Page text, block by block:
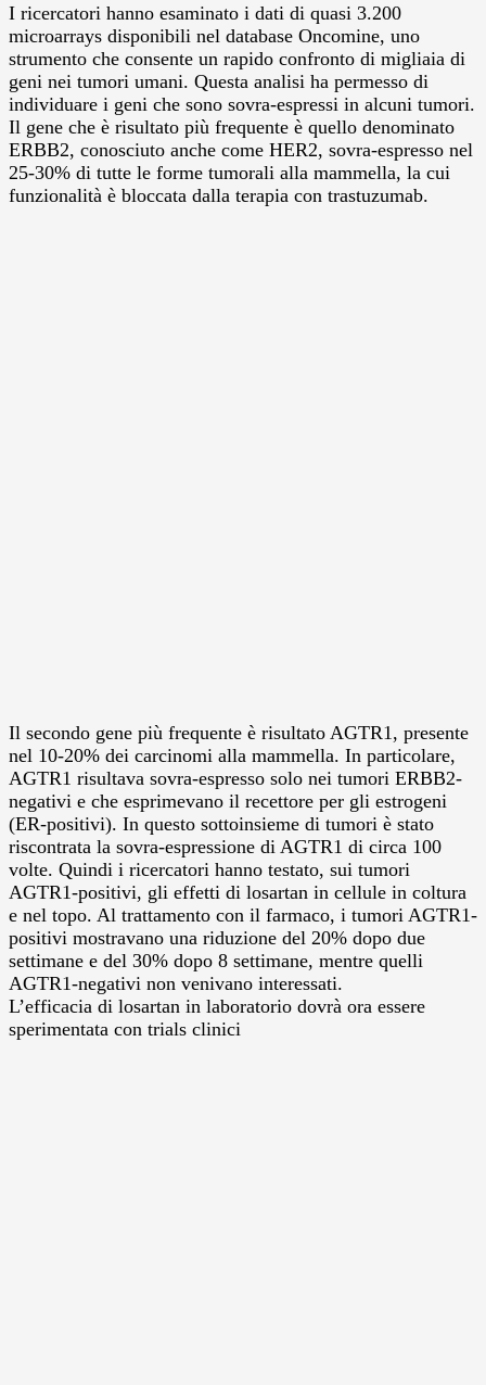
I ricercatori hanno esaminato i dati di quasi 3.200
microarrays disponibili nel database Oncomine, uno
strumento che consente un rapido confronto di migliaia di
geni nei tumori umani. Questa analisi ha permesso di
individuare i geni che sono sovra-espressi in alcuni tumori.
Il gene che è risultato più frequente è quello denominato
ERBB2, conosciuto anche come HER2, sovra-espresso nel
25-30% di tutte le forme tumorali alla mammella, la cui
funzionalità è bloccata dalla terapia con trastuzumab.
Il secondo gene più frequente è risultato AGTR1, presente
nel 10-20% dei carcinomi alla mammella. In particolare,
AGTR1 risultava sovra-espresso solo nei tumori ERBB2-
negativi e che esprimevano il recettore per gli estrogeni
(ER-positivi). In questo sottoinsieme di tumori è stato
riscontrata la sovra-espressione di AGTR1 di circa 100
volte. Quindi i ricercatori hanno testato, sui tumori
AGTR1-positivi, gli effetti di losartan in cellule in coltura
e nel topo. Al trattamento con il farmaco, i tumori AGTR1-
positivi mostravano una riduzione del 20% dopo due
settimane e del 30% dopo 8 settimane, mentre quelli
AGTR1-negativi non venivano interessati.
L’efficacia di losartan in laboratorio dovrà ora essere
sperimentata con trials clinici